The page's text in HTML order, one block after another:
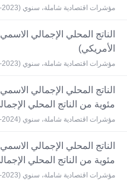
مؤشرات اقتصادية شاملة، سنوي (2023-1970)
الناتج المحلي الإجمالي
الأمريكي)
مؤشرات اقتصادية شاملة، سنوي (2023-1970)
الناتج المحلي الإجمالي
مئوية من الناتج المحلي
مؤشرات اقتصادية شاملة، سنوي (2024-1970)
الناتج المحلي الإجمالي
مئوية من الناتج المحلي
مؤشرات اقتصادية شاملة، سنوي (2023-1970)